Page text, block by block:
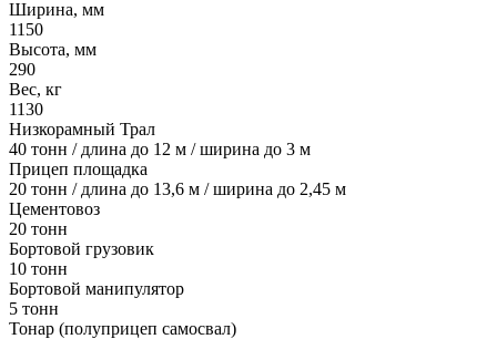
Ширина, мм
1150
Высота, мм
290
Вес, кг
1130
Низкорамный Трал
40 тонн / длина до 12 м / ширина до 3 м
Прицеп площадка
20 тонн / длина до 13,6 м / ширина до 2,45 м
Цементовоз
20 тонн
Бортовой грузовик
10 тонн
Бортовой манипулятор
5 тонн
Тонар (полуприцеп самосвал)